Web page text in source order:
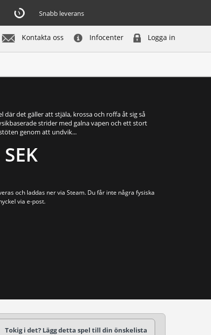
Snabb leverans
Kontakta oss Infocenter Logga in
det gäller att stjäla, krossa och roffa åt sig så
strider med galna vapen och ett stort
genom att undvik...
och laddas ner via Steam. Du får inte några fysiska
via e-post.
Tokig i det? Lägg detta spel till din önskelista